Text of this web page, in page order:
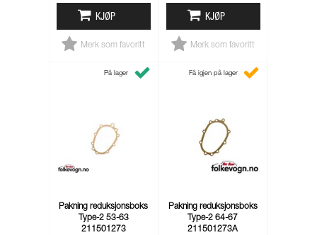
KJØP
Merk som favoritt
KJØP
Merk som favoritt
På lager
Pakning reduksjonsboks
Type-2 53-63
211501273
Få igjen på lager
Pakning reduksjonsboks
Type-2 64-67
211501273A